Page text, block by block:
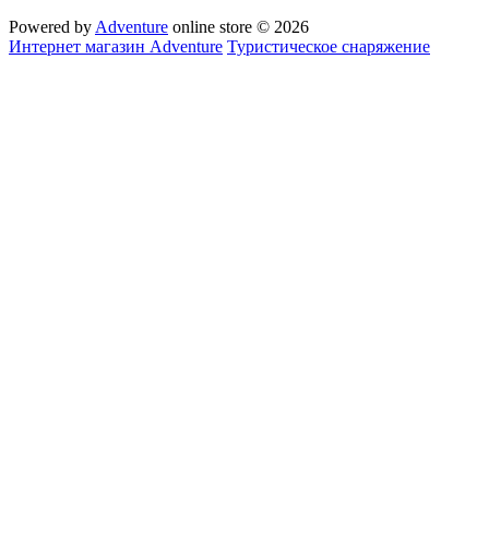
Powered by Adventure online store © 2026
Интернет магазин Adventure Туристическое снаряжение